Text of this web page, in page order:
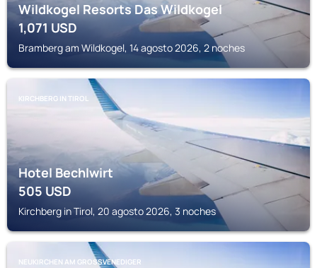
Wildkogel Resorts Das Wildkogel
1,071USD
Bramberg am Wildkogel, 14 agosto 2026, 2 noches
KIRCHBERG IN TIROL
Hotel Bechlwirt
505USD
Kirchberg in Tirol, 20 agosto 2026, 3 noches
NEUKIRCHEN AM GROSSVENEDIGER